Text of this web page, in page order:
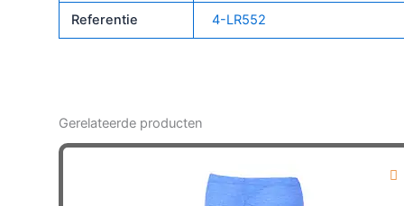
Referentie 4-LR552
Gerelateerde producten